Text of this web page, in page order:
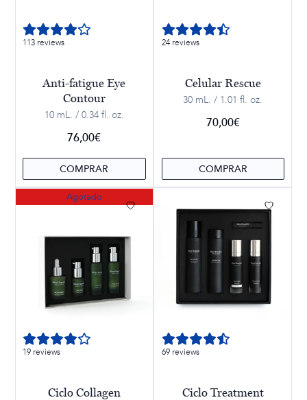
113 reviews
Anti-fatigue Eye
Contour
10 mL. / 0.34 fl. oz.
76,00€
COMPRAR
24 reviews
Celular Rescue
30 mL. / 1.01 fl. oz.
70,00€
COMPRAR
Agotado
19 reviews
Ciclo Collagen
69 reviews
Ciclo Treatment